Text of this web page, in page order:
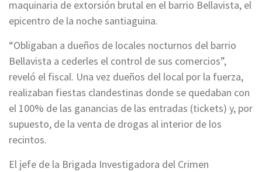
maquinaria de extorsión brutal en el barrio Bellavista, el
epicentro de la noche santiaguina.
“Obligaban a dueños de locales nocturnos del barrio
Bellavista a cederles el control de sus comercios”,
reveló el fiscal. Una vez dueños del local por la fuerza,
realizaban fiestas clandestinas donde se quedaban con
el 100% de las ganancias de las entradas (tickets) y, por
supuesto, de la venta de drogas al interior de los
recintos.
El jefe de la Brigada Investigadora del Crimen